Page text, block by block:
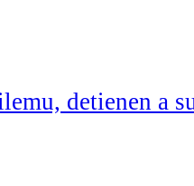
detienen a